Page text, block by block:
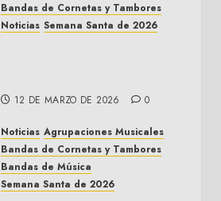
9 DE MAYO DE 2026 0
Bandas de Cornetas y Tambores
Noticias Semana Santa de 2026
12 DE MARZO DE 2026 0
Noticias Agrupaciones Musicales
Bandas de Cornetas y Tambores
Bandas de Música
Semana Santa de 2026